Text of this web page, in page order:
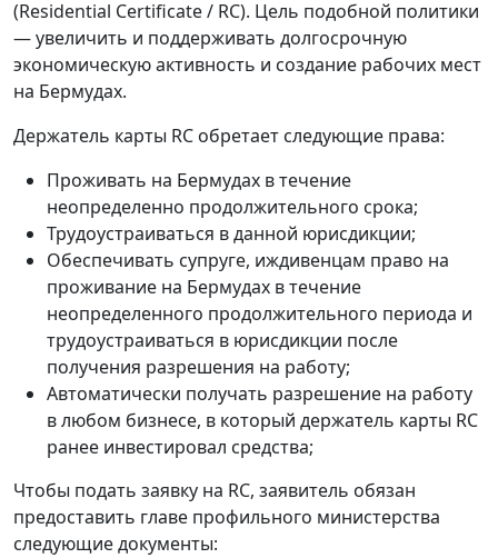
(Residential Certificate / RC). Цель подобной политики
— увеличить и поддерживать долгосрочную
экономическую активность и создание рабочих мест
на Бермудах.
Держатель карты RC обретает следующие права:
Проживать на Бермудах в течение
неопределенно продолжительного срока;
Трудоустраиваться в данной юрисдикции;
Обеспечивать супруге, иждивенцам право на
проживание на Бермудах в течение
неопределенного продолжительного периода и
трудоустраиваться в юрисдикции после
получения разрешения на работу;
Автоматически получать разрешение на работу
в любом бизнесе, в который держатель карты RC
ранее инвестировал средства;
Чтобы подать заявку на RC, заявитель обязан
предоставить главе профильного министерства
следующие документы: